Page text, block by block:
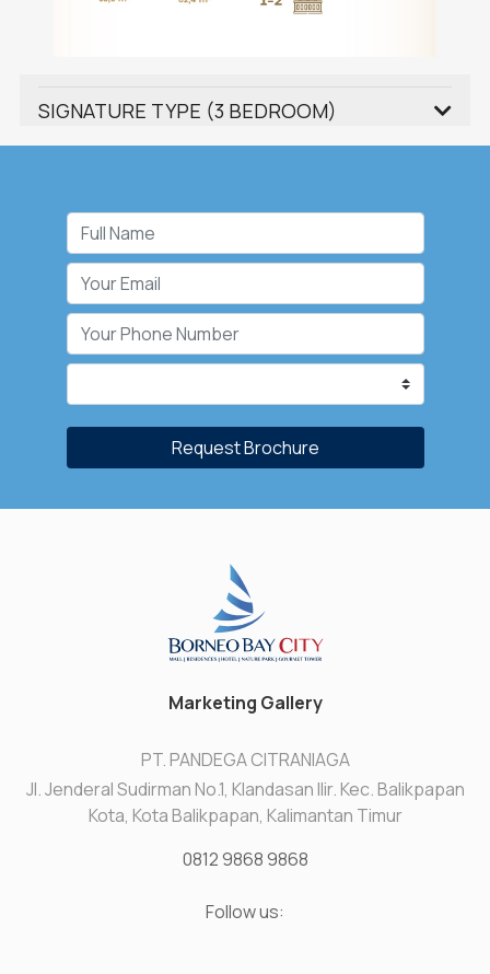
SIGNATURE TYPE (3 BEDROOM)
Request Brochure
Marketing Gallery
PT. PANDEGA CITRANIAGA
Jl. Jenderal Sudirman No.1, Klandasan Ilir. Kec. Balikpapan
Kota, Kota Balikpapan, Kalimantan Timur
0812 9868 9868
Follow us: